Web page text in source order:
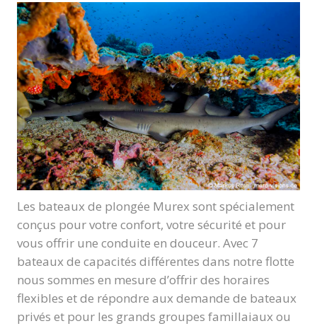
Les bateaux de plongée Murex sont spécialement
conçus pour votre confort, votre sécurité et pour
vous offrir une conduite en douceur. Avec 7
bateaux de capacités différentes dans notre flotte
nous sommes en mesure d’offrir des horaires
flexibles et de répondre aux demande de bateaux
privés et pour les grands groupes famillaiaux ou